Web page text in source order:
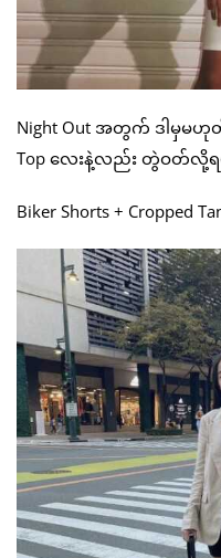
Night Out အတွက် ဒါမှမဟု
Top လေးနဲ့လည်း တွဲဝတ်လို့ရ
Biker Shorts + Cropped